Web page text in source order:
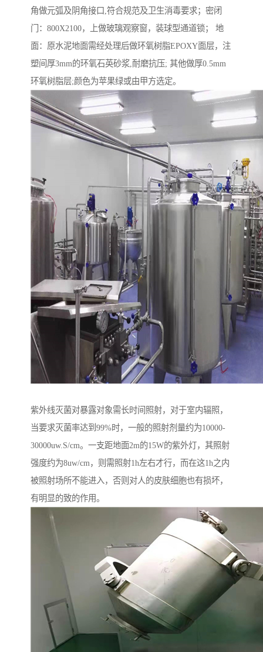
角做元弧及阴角接口,符合规范及卫生消毒要求；密闭
门：800X2100，上做玻璃观察窗，装球型通道锁； 地
面：原水泥地面需经处理后做环氧树脂EPOXY面层，注
塑间厚3mm的环氧石英砂浆,耐磨抗压; 其他做厚0.5mm
环氧树脂层;颜色为苹果绿或由甲方选定。
紫外线灭菌对暴露对象需长时间照射，对于室内辐照，
当要求灭菌率达到99%时，一般的照射剂量约为10000-
30000uw.S/cm。一支距地面2m的15W的紫外灯，其照射
强度约为8uw/cm，则需照射1h左右才行，而在这1h之内
被照射场所不能进入，否则对人的皮肤细胞也有损坏，
有明显的致的作用。